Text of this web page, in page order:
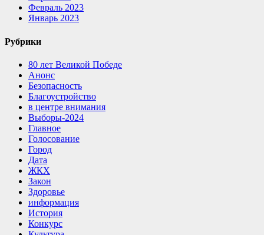
Февраль 2023
Январь 2023
Рубрики
80 лет Великой Победе
Анонс
Безопасность
Благоустройство
в центре внимания
Выборы-2024
Главное
Голосование
Город
Дата
ЖКХ
Закон
Здоровье
информация
История
Конкурс